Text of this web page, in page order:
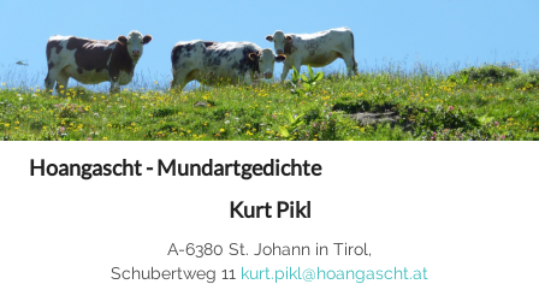
Hoangascht - Mundartgedichte
Kurt Pikl
A-6380 St. Johann in Tirol,
Schubertweg 11 kurt.pikl@hoangascht.at